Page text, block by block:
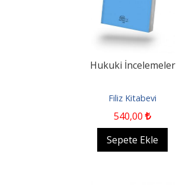
Hukuki İncelemeler
Filiz Kitabevi
540,00
Sepete Ekle